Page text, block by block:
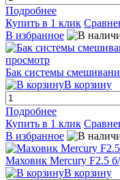
Подробнее
Купить в 1 клик
В избранное
просмотр
Бак системы
В корзину
Подробнее
Купить в 1 клик
В избранное
Маховик Mеrcury F2.5
В корзину